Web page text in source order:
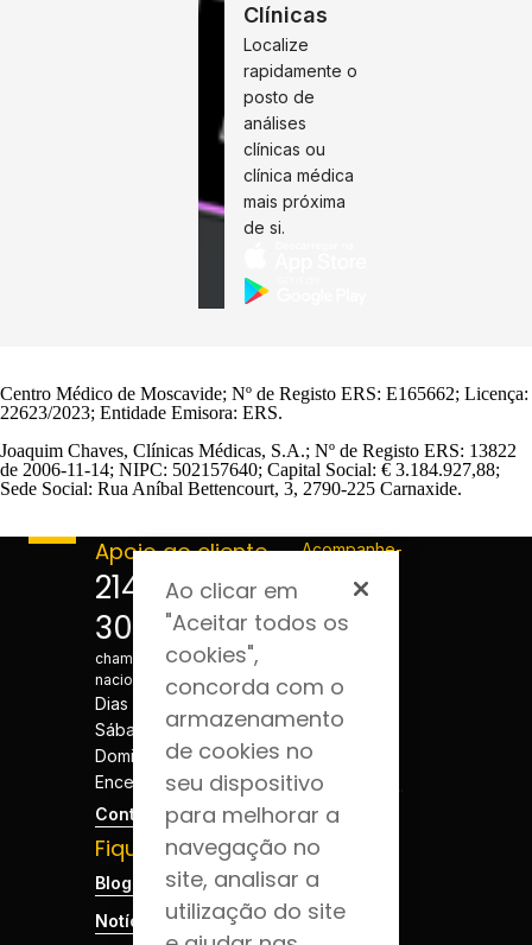
Clínicas
Localize
rapidamente o
posto de
análises
clínicas ou
clínica médica
mais próxima
de si.
Centro Médico de Moscavide; Nº de Registo ERS: E165662; Licença:
22623/2023; Entidade Emisora: ERS.
Joaquim Chaves, Clínicas Médicas, S.A.; Nº de Registo ERS: 13822
de 2006-11-14; NIPC: 502157640; Capital Social: € 3.184.927,88;
Sede Social: Rua Aníbal Bettencourt, 3, 2790-225 Carnaxide.
Apoio ao cliente
214 124
300
*Custo de
chamada para a rede fixa
nacional
Dias úteis - 08h às 20h
Sábados - 08h às 20h
Domingos e Feriados -
Encerrado
Contactos
Fique por dentro
Blog da Saúde
Notícias
Acompanhe-
Ao clicar em
"Aceitar todos os
cookies",
concorda com o
armazenamento
de cookies no
seu dispositivo
para melhorar a
navegação no
site, analisar a
utilização do site